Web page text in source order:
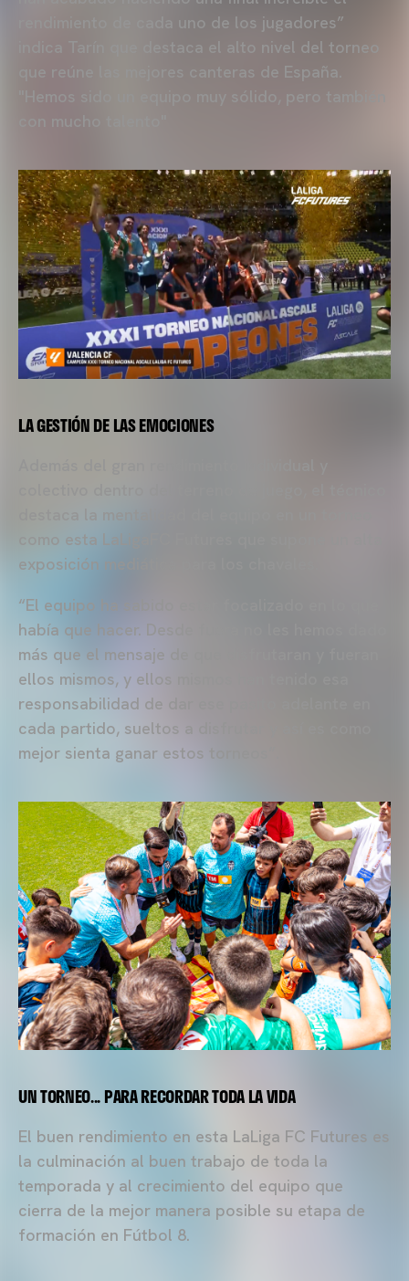
rendimiento de cada uno de los jugadores”
indica Tarín que destaca el alto nivel del torneo
que reúne las mejores canteras de España.
LA GESTIÓN DE LAS EMOCIONES
como esta LaLigaFC Futures que supone un alta
exposición mediática para los chavales.
“El equipo ha sabido estar focalizado en lo que
había que hacer. Desde fuera no les hemos dado
más que el mensaje de que disfrutaran y fueran
ellos mismos, y ellos mismos han tenido esa
responsabilidad de dar ese pasito adelante en
cada partido, sueltos a disfrutar y así es como
mejor sienta ganar estos torneos”.
UN TORNEO... PARA RECORDAR TODA LA VIDA
El buen rendimiento en esta LaLiga FC Futures es
la culminación al buen trabajo de toda la
temporada y al crecimiento del equipo que
cierra de la mejor manera posible su etapa de
formación en Fútbol 8.